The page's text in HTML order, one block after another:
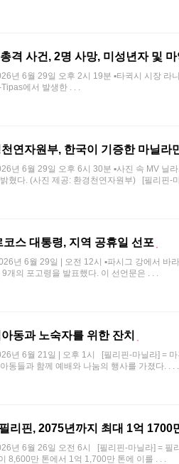
격 사건, 2명 사망, 미성년자 및
년 6월 29일 오후 2시 19분 ▪타귁시 시장
에서 발생한 . . .
연자원부, 한국이 기증한 마닐라
년 6월 29일 오후 6시 30분 ▪사진 속 MV 닐
혔다. (사진 제공: 환경천연자원부) [필리핀-
코스 대통령, 지역 공휴일 선포
년 6월 29일 | 오전 12시 ▪파시그 강에서 바
개의 포고령을 발표했다. 이 선언문은 . . .
동과 노숙자를 위한 잔치
년 6월 21일 | 오후 1시 [필리핀-마닐라] =
동들과 함께 예배와 나눔의 행사를 가졌다. . . .
필리핀, 2075년까지 최대 1억 1700
년 6월 26일 오전 6시 [필리핀-마닐라] = 필
8,600만 톤에서 1억 1,700만 톤에 이를 . . .